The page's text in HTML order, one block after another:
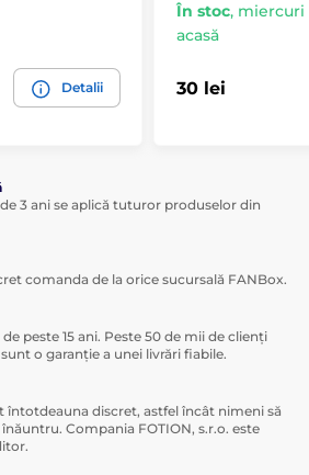
Detalii
În stoc, miercuri
acasă
30 lei
3 ani se aplică tuturor produselor din
comanda de la orice sucursală FANBox.
peste 15 ani. Peste 50 de mii de clienți
o garanție a unei livrări fiabile.
întotdeauna discret, astfel încât nimeni să
Compania FOTION, s.r.o. este